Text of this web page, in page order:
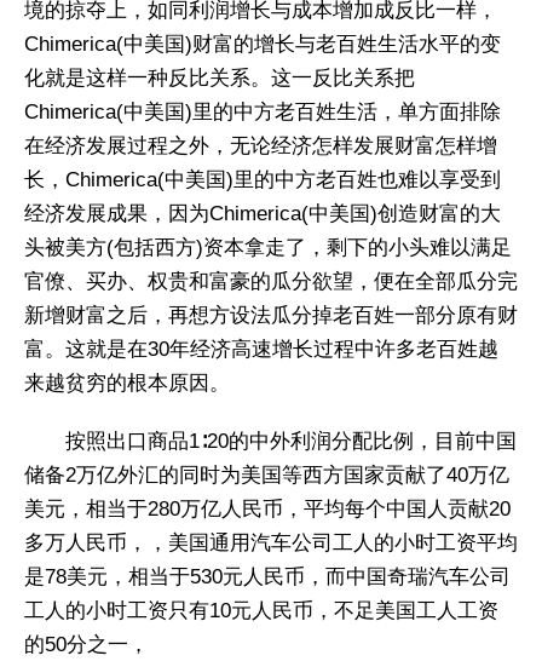
境的掠夺上，如同利润增长与成本增加成反比一样，
Chimerica(中美国)财富的增长与老百姓生活水平的变
化就是这样一种反比关系。这一反比关系把
Chimerica(中美国)里的中方老百姓生活，单方面排除
在经济发展过程之外，无论经济怎样发展财富怎样增
长，Chimerica(中美国)里的中方老百姓也难以享受到
经济发展成果，因为Chimerica(中美国)创造财富的大
头被美方(包括西方)资本拿走了，剩下的小头难以满足
官僚、买办、权贵和富豪的瓜分欲望，便在全部瓜分完
新增财富之后，再想方设法瓜分掉老百姓一部分原有财
富。这就是在30年经济高速增长过程中许多老百姓越
来越贫穷的根本原因。
按照出口商品1∶20的中外利润分配比例，目前中国
储备2万亿外汇的同时为美国等西方国家贡献了40万亿
美元，相当于280万亿人民币，平均每个中国人贡献20
多万人民币，，美国通用汽车公司工人的小时工资平均
是78美元，相当于530元人民币，而中国奇瑞汽车公司
工人的小时工资只有10元人民币，不足美国工人工资
的50分之一，